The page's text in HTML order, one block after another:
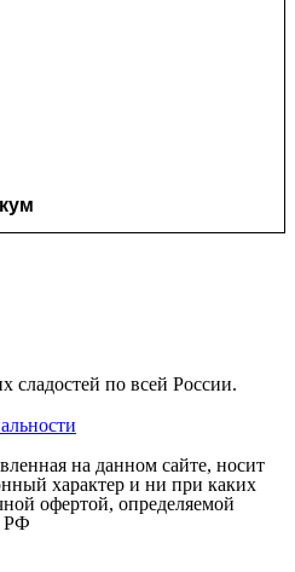
сладостей по всей России.
на данном сайте, носит
характер и ни при каких
офертой, определяемой
РФ